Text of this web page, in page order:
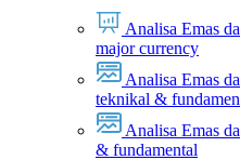
Analisa Emas
major currency
Analisa Emas
teknikal &
Analisa Emas
& fundamental